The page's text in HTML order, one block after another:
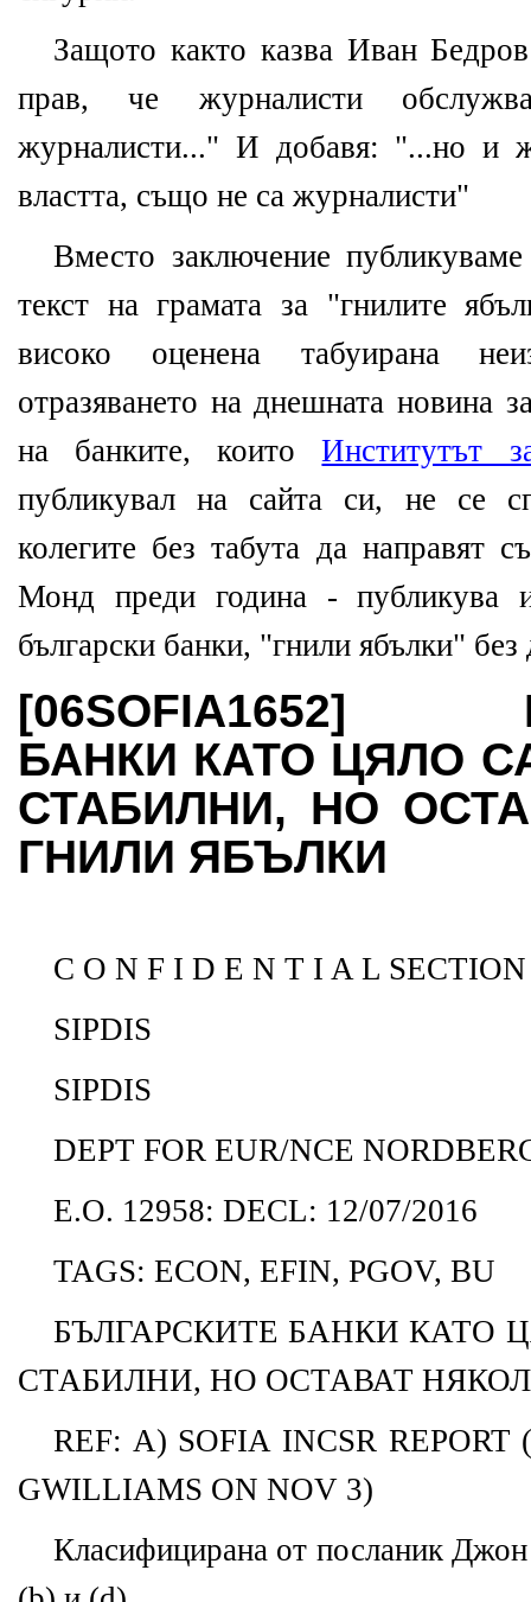
Защото както казва Иван
прав, че журналисти
журналисти..." И добавя: "...но и
властта, също не са журналисти"
Вместо заключение
текст на грамата за "гнилите
високо оценена табуирана
отразяването на днешната новина
на банките, коитоИнститутът
публикувал на сайта си, не се
колегите без табута да направят
Монд преди година - публикува
български банки, "гнили ябълки"
[06SOFIA1652]
БАНКИ КАТО ЦЯЛО
СТАБИЛНИ, НО
ГНИЛИ ЯБЪЛКИ
C O N F I D E N T I A L
SIPDIS
SIPDIS
DEPT FOR EUR/NCE
E.O. 12958: DECL: 12/07/2016
TAGS: ECON, EFIN, PGOV, BU
БЪЛГАРСКИТЕ БАНКИ КАТО
СТАБИЛНИ, НО ОСТАВАТ
REF: A) SOFIA INCSR
GWILLIAMS ON NOV 3)
Класифицирана от посланик